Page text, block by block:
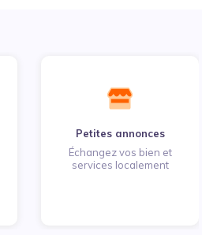
Petites annonces
Échangez vos bien et
services localement